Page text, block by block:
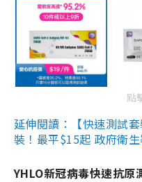
點
延伸閱讀：【快速測試
裝！最平$15起 政府衛
YHLO新冠病毒快速抗原